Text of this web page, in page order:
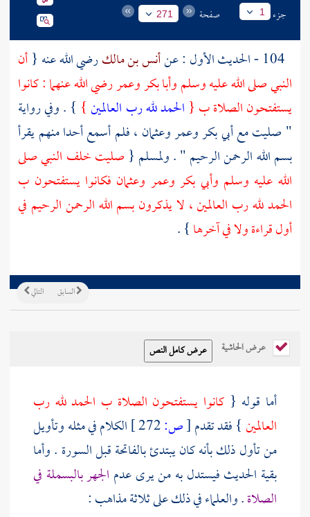
جزء 1 صفحة 271
أنس بن مالكرضي الله عنه {أن
النبي صلى الله عليه وسلموأبا بكروعمررضي الله عنهما : كانوا
يستفتحون الصلاة ب { الحمد لله رب العالمين} } . وفي رواية
" صليت معأبي بكروعمروعثمان ، فلم أسمع أحدا منهم يقرأ
بسم الله الرحمن الرحيم " .ولمسلم { صليت خلف النبي صلى
الله عليه وسلم وأبي بكر وعمر وعثمان فكانوا يستفتحون ب
الحمد لله رب العالمين ، لا يذكرون بسم الله الرحمن الرحيم في
أول قراءة ولا في آخرها} .
التالي السابق
عرض الحاشية
أما قوله {كانوا يستفتحون الصلاة ب الحمد لله رب
العالمين} فقد تقدم[ص:
الكلام في مثله وتأويل
من تأول ذلك بأنه كان يبتدئ بالفاتحة قبل السورة . وأما
بقية الحديث فيستدل به من يرى عدم الجهر بالبسملة في
الصلاة. والعلماء في ذلك على ثلاثة مذاهب :